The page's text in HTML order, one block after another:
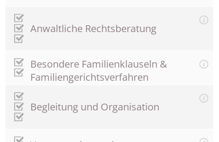
Anwaltliche Rechtsberatung
Besondere Familienklauseln &
Familiengerichtsverfahren
Begleitung und Organisation